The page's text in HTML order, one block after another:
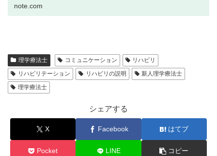
note.com
理学療法士 コミュニケーション
リハビリ
リハビリテーション
リハビリの説明
新人理学療法士
理学療法士
シェアする
X Facebook はてブ
Pocket LINE コピー